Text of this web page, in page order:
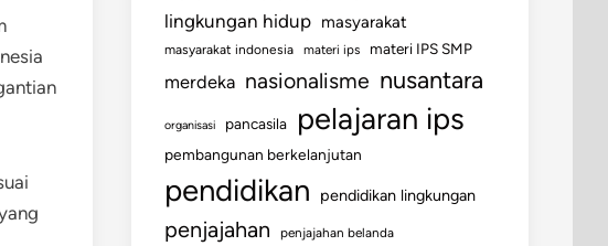
lingkungan hidup masyarakat
masyarakat indonesia materi ips materi IPS SMP
merdeka nasionalisme nusantara
organisasi pancasila pelajaran ips
pembangunan berkelanjutan
pendidikan pendidikan lingkungan
penjajahan penjajahan belanda